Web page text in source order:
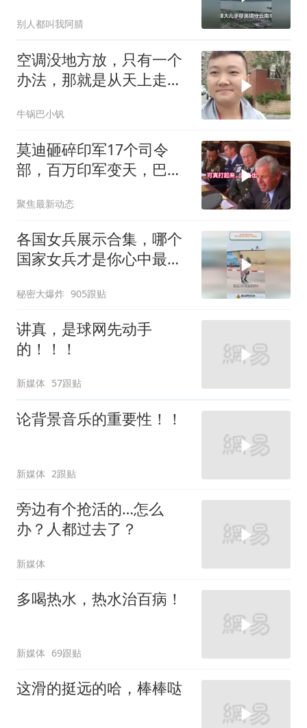
别人都叫我阿腈
空调没地方放，只有一个
办法，那就是从天上走，
牛锅巴小钒
莫迪砸碎印军17个司令
部，百万印军变天，巴铁
聚焦最新动态
各国女兵展示合集，哪个
国家女兵才是你心中最飒
秘密大爆炸 905跟贴
讲真，是球网先动手
的！！！
新媒体 57跟贴
论背景音乐的重要性！！
新媒体 2跟贴
旁边有个抢活的…怎么
办？人都过去了？
新媒体
多喝热水，热水治百病！
新媒体 69跟贴
这滑的挺远的哈，棒棒哒